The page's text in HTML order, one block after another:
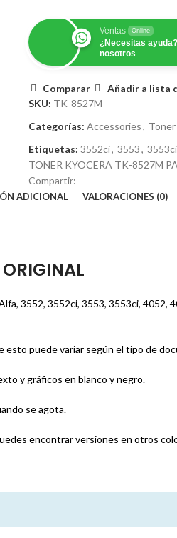
Ventas Online
¿Necesitas
nosotros
Comparar
Añadir a lista
SKU: TK-8527M
Categorías: Accessories, Toner
Etiquetas: 3552ci, 3553, 3553ci
TONER KYOCERA TK-8527M
Compartir:
ADICIONAL VALORACIONES (0)
3552, 3552ci, 3553, 3553ci,
puede variar según el tipo de
y gráficos en blanco y negro.
se agota.
encontrar versiones en otros